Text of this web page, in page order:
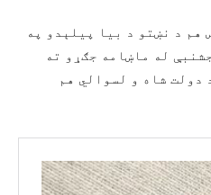
هم د نښتو د بیا پیلېدو په
له ماښامه جګړو ته
دولت شاه و لسوالي هم